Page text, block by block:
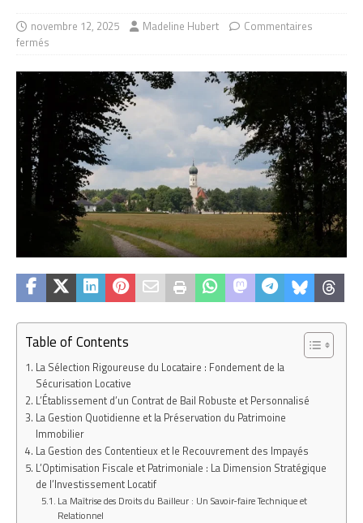
novembre 12, 2025 Madeline Hubert
Commentaires
fermés
Table of Contents
La Sélection Rigoureuse du Locataire : Fondement de la
Sécurisation Locative
L’Établissement d’un Contrat de Bail Robuste et Personnalisé
La Gestion Quotidienne et la Préservation du Patrimoine
Immobilier
La Gestion des Contentieux et le Recouvrement des Impayés
L’Optimisation Fiscale et Patrimoniale : La Dimension Stratégique
de l’Investissement Locatif
La Maîtrise des Droits du Bailleur : Un Savoir-faire Technique et
Relationnel